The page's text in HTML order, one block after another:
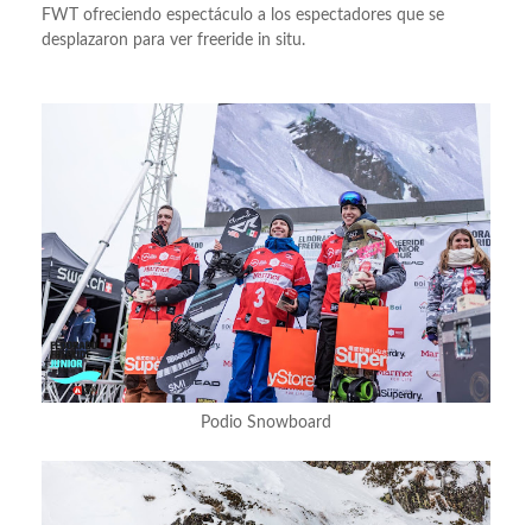
FWT ofreciendo espectáculo a los espectadores que se
desplazaron para ver freeride in situ.
Podio Snowboard